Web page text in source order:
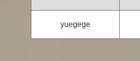
yuegege